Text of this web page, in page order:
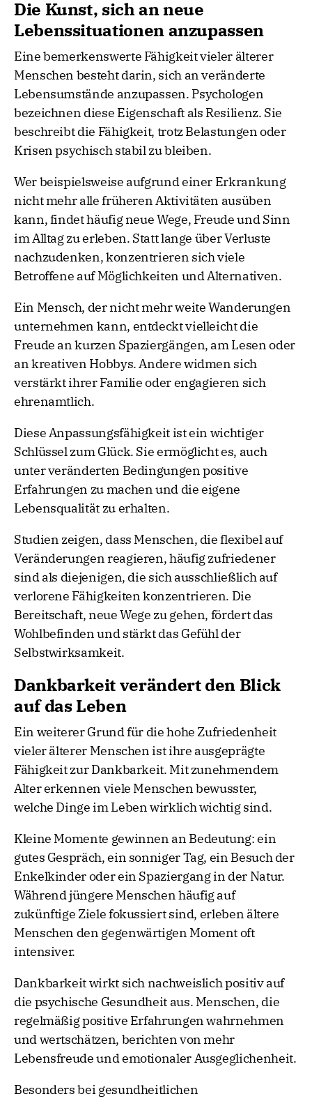
Die Kunst, sich an neue
Lebenssituationen anzupassen
Eine bemerkenswerte Fähigkeit vieler älterer
Menschen besteht darin, sich an veränderte
Lebensumstände anzupassen. Psychologen
bezeichnen diese Eigenschaft als Resilienz. Sie
beschreibt die Fähigkeit, trotz Belastungen oder
Krisen psychisch stabil zu bleiben.
Wer beispielsweise aufgrund einer Erkrankung
nicht mehr alle früheren Aktivitäten ausüben
kann, findet häufig neue Wege, Freude und Sinn
im Alltag zu erleben. Statt lange über Verluste
nachzudenken, konzentrieren sich viele
Betroffene auf Möglichkeiten und Alternativen.
Ein Mensch, der nicht mehr weite Wanderungen
unternehmen kann, entdeckt vielleicht die
Freude an kurzen Spaziergängen, am Lesen oder
an kreativen Hobbys. Andere widmen sich
verstärkt ihrer Familie oder engagieren sich
ehrenamtlich.
Diese Anpassungsfähigkeit ist ein wichtiger
Schlüssel zum Glück. Sie ermöglicht es, auch
unter veränderten Bedingungen positive
Erfahrungen zu machen und die eigene
Lebensqualität zu erhalten.
Studien zeigen, dass Menschen, die flexibel auf
Veränderungen reagieren, häufig zufriedener
sind als diejenigen, die sich ausschließlich auf
verlorene Fähigkeiten konzentrieren. Die
Bereitschaft, neue Wege zu gehen, fördert das
Wohlbefinden und stärkt das Gefühl der
Selbstwirksamkeit.
Dankbarkeit verändert den Blick
auf das Leben
Ein weiterer Grund für die hohe Zufriedenheit
vieler älterer Menschen ist ihre ausgeprägte
Fähigkeit zur Dankbarkeit. Mit zunehmendem
Alter erkennen viele Menschen bewusster,
welche Dinge im Leben wirklich wichtig sind.
Kleine Momente gewinnen an Bedeutung: ein
gutes Gespräch, ein sonniger Tag, ein Besuch der
Enkelkinder oder ein Spaziergang in der Natur.
Während jüngere Menschen häufig auf
zukünftige Ziele fokussiert sind, erleben ältere
Menschen den gegenwärtigen Moment oft
intensiver.
Dankbarkeit wirkt sich nachweislich positiv auf
die psychische Gesundheit aus. Menschen, die
regelmäßig positive Erfahrungen wahrnehmen
und wertschätzen, berichten von mehr
Lebensfreude und emotionaler Ausgeglichenheit.
Besonders bei gesundheitlichen